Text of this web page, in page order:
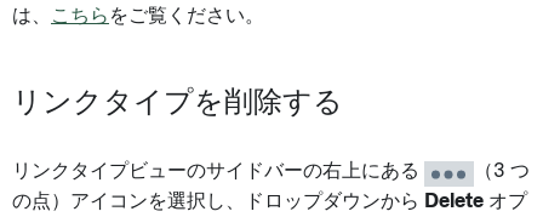
は、
こちら をご覧ください。
リンクタイプを削除する
リンクタイプビューのサイドバーの右上にある
（3 つ
の点）アイコンを選択し、ドロップダウンから Delete オプ